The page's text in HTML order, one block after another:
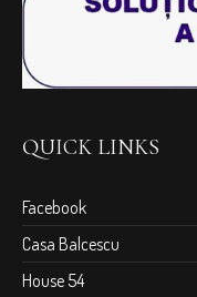
QUICK LINKS
Facebook
Casa Balcescu
House 54